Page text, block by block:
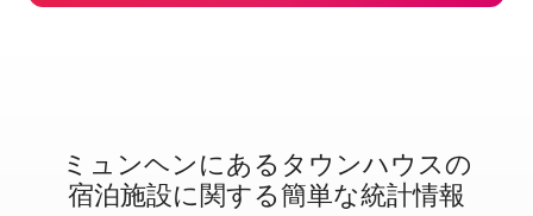
ミュンヘンに⁠あ⁠るタ⁠ウ⁠ン⁠ハ⁠ウ⁠ス⁠の
宿⁠泊⁠施⁠設⁠に関⁠す⁠る簡⁠単⁠な統⁠計⁠情⁠報